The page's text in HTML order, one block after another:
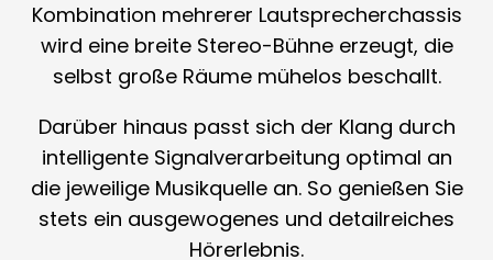
Kombination mehrerer Lautsprecherchassis
wird eine breite Stereo-Bühne erzeugt, die
selbst große Räume mühelos beschallt.
Darüber hinaus passt sich der Klang durch
intelligente Signalverarbeitung optimal an
die jeweilige Musikquelle an. So genießen Sie
stets ein ausgewogenes und detailreiches
Hörerlebnis.